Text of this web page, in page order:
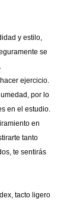
y estilo,
se
ejercicio.
por lo
en el estudio.
en
tanto
te sentirás
tacto ligero